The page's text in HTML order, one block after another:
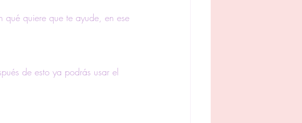
qué quiere que te ayude, en ese
de esto ya podrás usar el